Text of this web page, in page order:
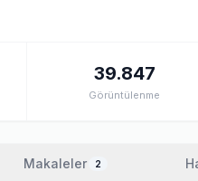
39.847
Görüntülenme
Makaleler 2